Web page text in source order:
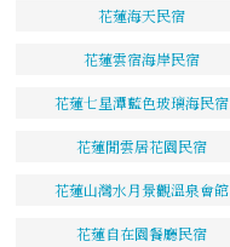
花蓮海天民宿
花蓮雲宿海岸民宿
花蓮七星潭藍色玻璃海民宿
花蓮閒雲居花園民宿
花蓮山灣水月景觀溫泉會館
花蓮自在園餐廳民宿